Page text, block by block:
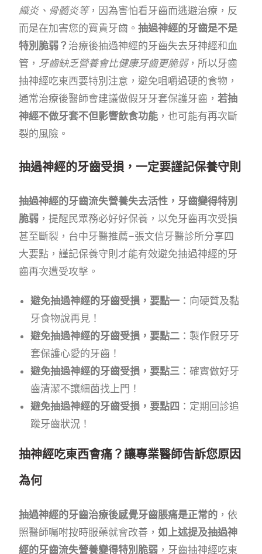
織炎、骨髓炎等，因為害怕看牙齒而逃避治療，反
而是在加害您的寶貴牙齒。抽過神經的牙齒是不是
特別脆弱？ 治療後抽過神經的牙齒失去牙神經和血
管， 牙齒缺乏營養會比健康牙齒更脆弱，所以牙齒
抽神經吃東西要特別注意，避免咀嚼過硬的食物，
通常治療後醫師會建議做假牙牙套保護牙齒，若抽
神經不做牙套不但影響飲食功能 ，也可能有再次斷
裂的風險。
抽過神經的牙齒受損，一定要謹記保養守則
抽過神經的牙齒流失營養失去活性，牙齒變得特別
脆弱 ，提醒民眾務必好好保養，以免牙齒再次受損
甚至斷裂，台中牙醫推薦–張文信牙醫診所分享四
大要點，謹記保養守則才能有效避免抽過神經的牙
齒再次遭受攻擊。
避免抽過神經的牙齒受損，要點一 ：向硬質及黏
牙食物說再見！
避免抽過神經的牙齒受損，要點二 ：製作假牙牙
套保護心愛的牙齒！
避免抽過神經的牙齒受損，要點三 ：確實做好牙
齒清潔不讓細菌找上門！
避免抽過神經的牙齒受損，要點四 ：定期回診追
蹤牙齒狀況！
抽神經吃東西會痛？讓專業醫師告訴您原因
為何
抽過神經的牙齒治療後感覺牙齒脹痛是正常的 ，依
照醫師囑咐按時服藥就會改善，如上述提及抽過神
經的牙齒流失營養變得特別脆弱 ，牙齒抽神經吃東